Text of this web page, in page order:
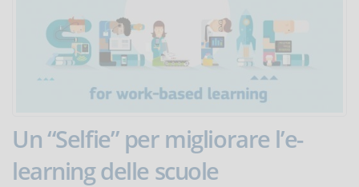
Un “Selfie” per migliorare l’e-
learning delle scuole